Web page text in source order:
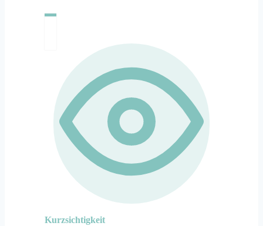
Kurzsichtigkeit